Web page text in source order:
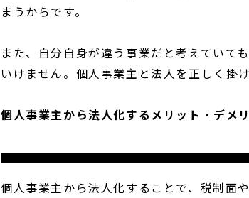
まうからです。
また、自分自身が違う事業だと考えていて
いけません。個人事業主と法人を正しく掛
個人事業主から法人化するメリット・デメ
個人事業主から法人化することで、税制面